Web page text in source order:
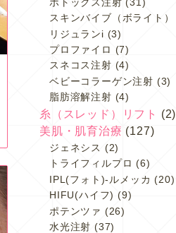
スキンバイブ（ボライト）
リジュランi (3)
プロファイロ (7)
スネコス注射 (4)
ベビーコラーゲン注射 (3)
脂肪溶解注射 (4)
糸（スレッド）リフト
(2)
美肌・肌育治療 (127)
ジェネシス (2)
トライフィルプロ (6)
IPL(フォト)-ルメッカ (20)
HIFU(ハイフ) (9)
ポテンツァ (26)
水光注射 (37)